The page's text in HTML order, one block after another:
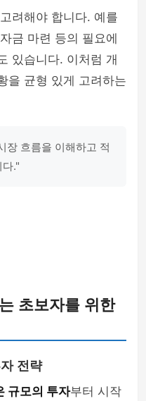
려해야 합니다. 예를
금 마련 등의 필요에
있습니다. 이처럼 개
을 균형 있게 고려하는
장 흐름을 이해하고 적
."
초보자를 위한
전략
규모의 투자부터 시작